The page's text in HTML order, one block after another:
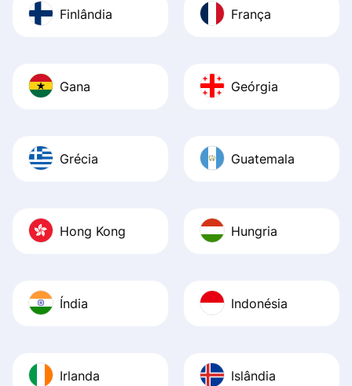
Finlândia França
Gana Geórgia
Grécia Guatemala
Hong Kong Hungria
Índia Indonésia
Irlanda Islândia